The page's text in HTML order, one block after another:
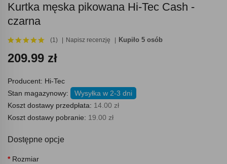
Kurtka męska pikowana Hi-Tec Cash -
czarna
(1) Napisz recenzję Kupiło 5 osób
209.99 zł
Producent: Hi-Tec
Stan magazynowy:
Wysyłka w 2-3 dni
Koszt dostawy przedpłata: 14.00 zł
Koszt dostawy pobranie: 19.00 zł
Dostępne opcje
Rozmiar